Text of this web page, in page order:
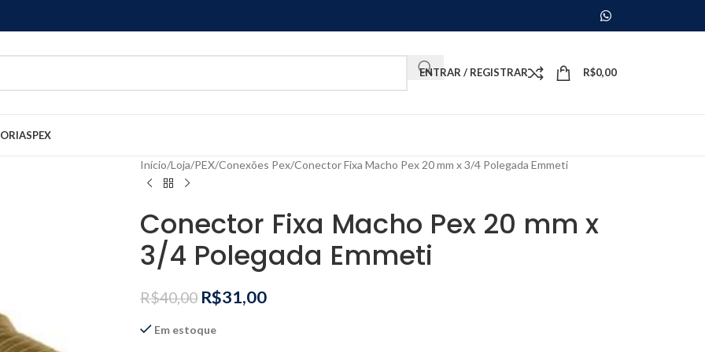
ENTRAR / REGISTRAR R$0,00
PEX
Início Loja PEX Conexões Pex Conector Fixa Macho Pex 20 mm x 3/4 Polegada Emmeti
Conector Fixa Macho Pex 20 mm x
3/4 Polegada Emmeti
R$40,00 R$31,00
Em estoque